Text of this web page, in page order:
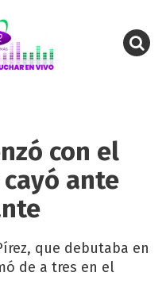
con el
ante
que debutaba en
de a tres en el